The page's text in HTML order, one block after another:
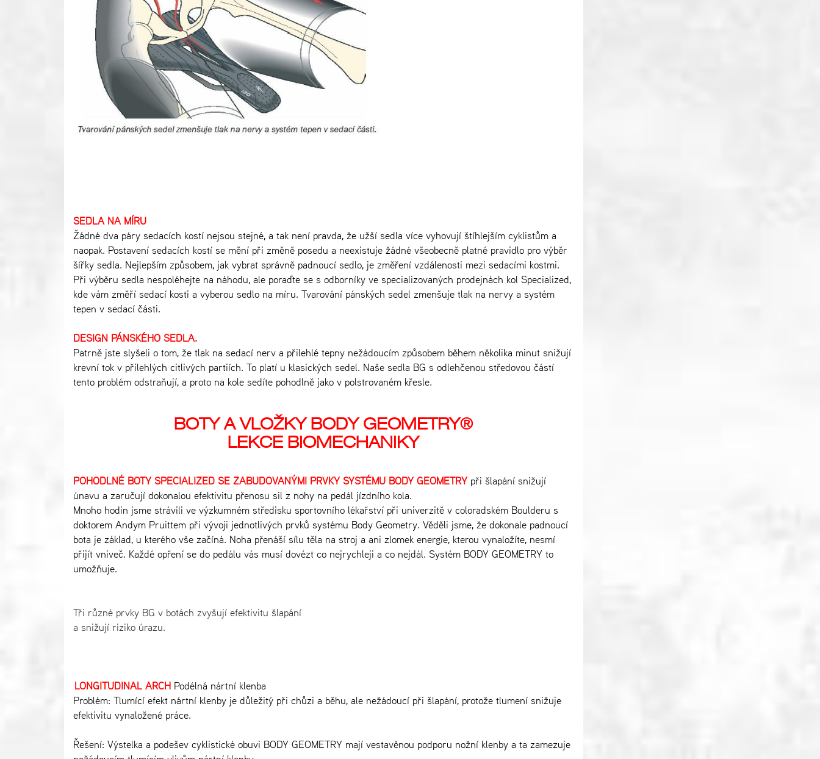
SEDLA NA MÍRU
Žádné dva páry sedacích kostí nejsou stejné, a taknení pravda, že užší sedla více vyhovují štíhlejšímcyklistům a
naopak. Postavení sedacích kostí se měnípři změně posedu a neexistuje žádné všeobecněplatné pravidlo pro výběr
šířky sedla. Nejlepšímzpůsobem, jak vybrat správně padnoucí sedlo, jezměření vzdálenosti mezi sedacími kostmi.
Při výběru sedla nespoléhejte na náhodu, ale poraďtese s odborníky ve specializovaných prodejnách kolSpecialized,
kde vám změří sedací kosti a vyberou sedlo na míru. Tvarování pánských sedel zmenšuje tlak na nervy a systém
tepen v sedací části.
DESIGN PÁNSKÉHO SEDLA.
Patrně jste slyšeli o tom, že tlak na sedací nerv a přilehlé tepny nežádoucím způsobem během několika minut snižují
krevní tok v přilehlých citlivých partiích. To platí u klasických sedel. Naše sedla BG s odlehčenou středovou částí
tento problém odstraňují, a proto na kole sedíte pohodlně jako v polstrovaném křesle.
BOTY A VLOŽKY BODY GEOMETRY®
LEKCE BIOMECHANIKY
POHODLNÉ BOTY SPECIALIZED SE ZABUDOVANÝMI PRVKY SYSTÉMU BODY GEOMETRY při šlapání snižují
únavu a zaručují dokonalou efektivitu přenosu sil z nohy na pedál jízdního kola.
Mnoho hodin jsme strávili ve výzkumném středisku sportovního lékařství při univerzitě v coloradském Boulderu s
doktorem Andym Pruittem při vývoji jednotlivých prvků systému Body Geometry. Věděli jsme, že dokonale padnoucí
bota je základ, u kterého vše začíná. Noha přenáší sílu těla na stroj a ani zlomek energie, kterou vynaložíte, nesmí
přijít vniveč. Každé opření se do pedálu vás musí dovézt co nejrychleji a co nejdál. Systém BODY GEOMETRY to
umožňuje.
Tři různé prvky BG v botách zvyšují efektivitu šlapání
a snižují riziko úrazu.
LONGITUDINAL ARCHPodélná nártní klenba
Problém: Tlumící efekt nártní klenby je důležitý při chůzi a běhu, ale nežádoucí při šlapání, protože tlumení snižuje
efektivitu vynaložené práce.
Řešení: Výstelka a podešev cyklistické obuvi BODY GEOMETRY mají vestavěnou podporu nožní klenby a ta zamezuje